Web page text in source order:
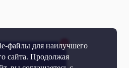
файлы для наилучшего
сайта. Продолжая